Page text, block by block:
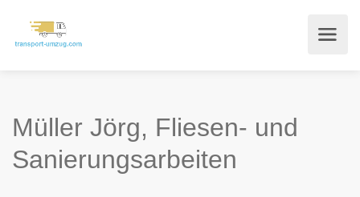
Müller Jörg, Fliesen- und
Sanierungsarbeiten